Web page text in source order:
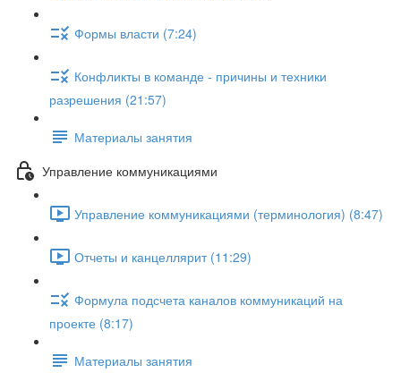
Формы власти (7:24)
Конфликты в команде - причины и техники
разрешения (21:57)
Материалы занятия
Управление коммуникациями
Управление коммуникациями (терминология) (8:47)
Отчеты и канцеллярит (11:29)
Формула подсчета каналов коммуникаций на
проекте (8:17)
Материалы занятия